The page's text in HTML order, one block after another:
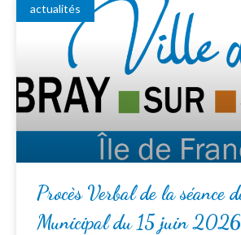
actualités
Procès Verbal de la séance
Municipal du 15 juin 2026